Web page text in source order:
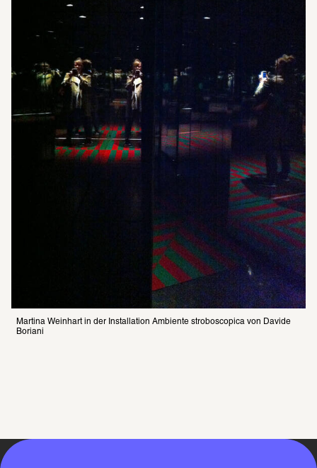
Martina Weinhart in der Installation Ambi­ente stro­bo­sco­pica von Davide
Boriani